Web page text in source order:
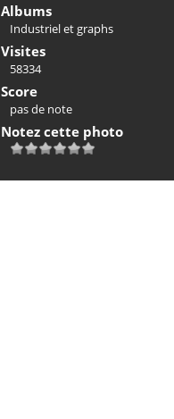
Albums
Industriel et graphs
Visites
58334
Score
pas de note
Notez cette photo